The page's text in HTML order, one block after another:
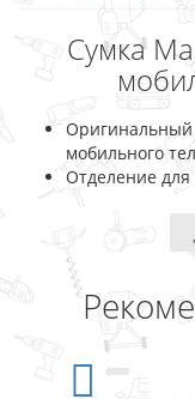
Сумка
Оригинальный
мобильного
Отделение